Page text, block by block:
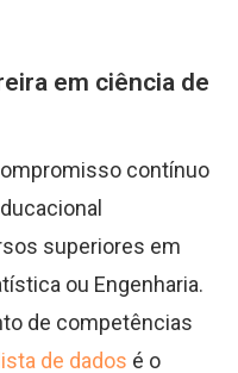
em ciência de
contínuo
superiores em
ou Engenharia.
de competências
de dados é o